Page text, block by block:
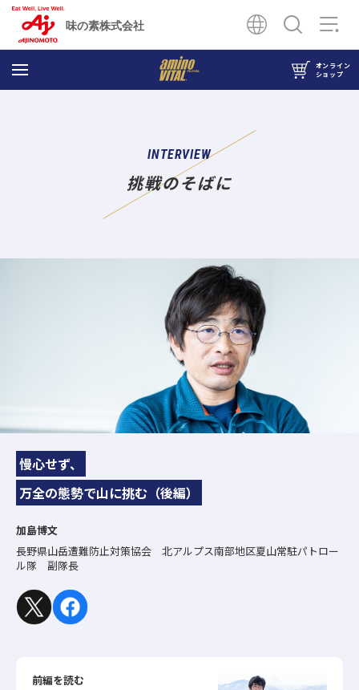
味の素株式会社
オンライン
ショップ
INTERVIEW
挑戦のそばに
慢心せず、
万全の態勢で山に挑む（後編）
加島博文
長野県山岳遭難防止対策協会 北アルプス南部地区夏山常駐パトロー
ル隊 副隊長
前編を読む